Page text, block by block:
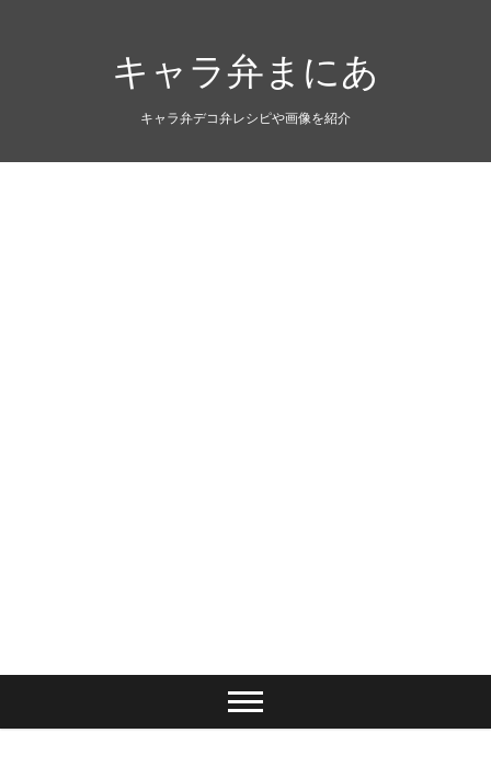
キャラ弁まにあ
キャラ弁デコ弁レシピや画像を紹介